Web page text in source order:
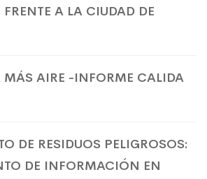
FRENTE A LA CIUDAD DE
MÁS AIRE -INFORME CALIDA
DE RESIDUOS PELIGROSOS:
DE INFORMACIÓN EN